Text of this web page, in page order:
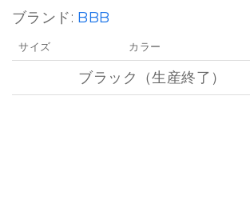
ブランド: BBB
サイズ カラー
ブラック（生産終了）